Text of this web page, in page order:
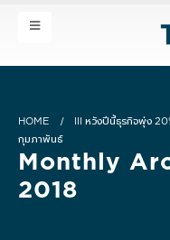
HOME III หวังปีนี้ธุรกิจพุ่ง
กุมภาพันธ์
Monthly
2018